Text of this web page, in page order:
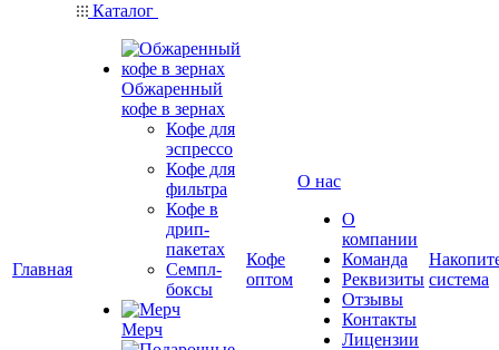
Главная
Каталог
Обжаренный
кофе в зернах
Кофе для
эспрессо
Кофе для
фильтра
Кофе в
дрип-
пакетах
Семпл-
боксы
Мерч
Кофе
оптом
О нас
О
компании
Команда
Реквизиты
Отзывы
Контакты
Лицензии
система